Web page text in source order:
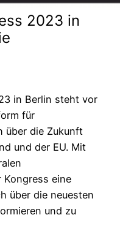
2023 in
in Berlin steht vor
für
über die Zukunft
und der EU. Mit
eine
über die neuesten
und zu